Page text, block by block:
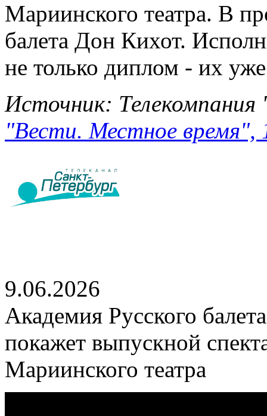
Мариинского театра. В
балета Дон Кихот.
не только диплом - их
Источник:
"Вести. Местное время",
9.06.2026
Академия Русского
покажет выпускной
Мариинского театра